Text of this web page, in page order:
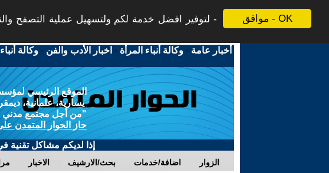
موافق - OK
لتوفير افضل خدمة لكم ولتسهيل عملية التصفح
أخبار عامة -وكالة أنباء المرأة - اخبار الأدب والفن -وكالة
الموقع الرئيسي
يسارية، علمانية،
"من أجل مجتمع مدني
حاز الحوار المتمدن
إذا لديكم مشاكل تقنية
الاخبار بحث/الارشيف اضافة/خدمات الزوار